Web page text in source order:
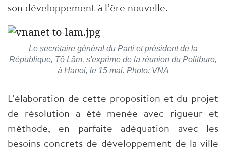
son développement à l’ère nouvelle.
Le secrétaire général du Parti et président de la
République, Tô Lâm, s'exprime de la réunion du Politburo,
à Hanoi, le 15 mai. Photo: VNA
L’élaboration de cette proposition et du projet
de résolution a été menée avec rigueur et
méthode, en parfaite adéquation avec les
besoins concrets de développement de la ville